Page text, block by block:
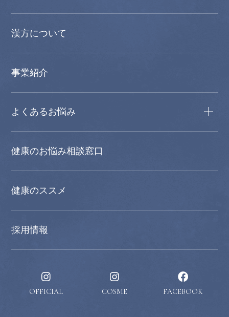
漢方について
事業紹介
よくあるお悩み
健康のお悩み相談窓口
健康のススメ
採用情報
OFFICIAL COSME FACEBOOK